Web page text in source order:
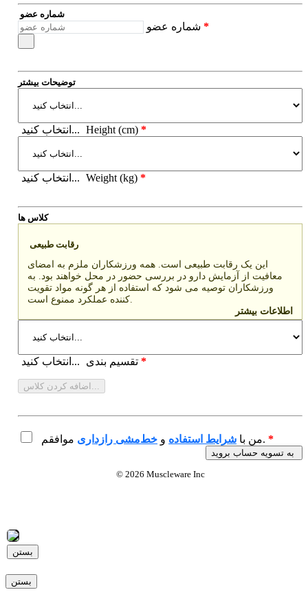
شماره عضو
*
توضیحات بیشتر
انتخاب کنید... Height (cm) *
انتخاب کنید... Weight (kg) *
کلاس ها
رقابت طبیعی
این یک رقابت طبیعی است. همه ورزشکاران ملزم به امضای
معافیت از آزمایش دارو در بررسی حضور در محل خواهند بود. به
ورزشکاران توصیه می شود که استفاده از هر گونه مواد تقویت
کننده عملکرد ممنوع است.
اطلاعات بیشتر
انتخاب کنید... تقسیم بندی *
اضافه کردن کلاس...
من با شرایط استفاده و خط‌مشی رازداری موافقم.*
© 2026 Muscleware Inc
بستن
بستن